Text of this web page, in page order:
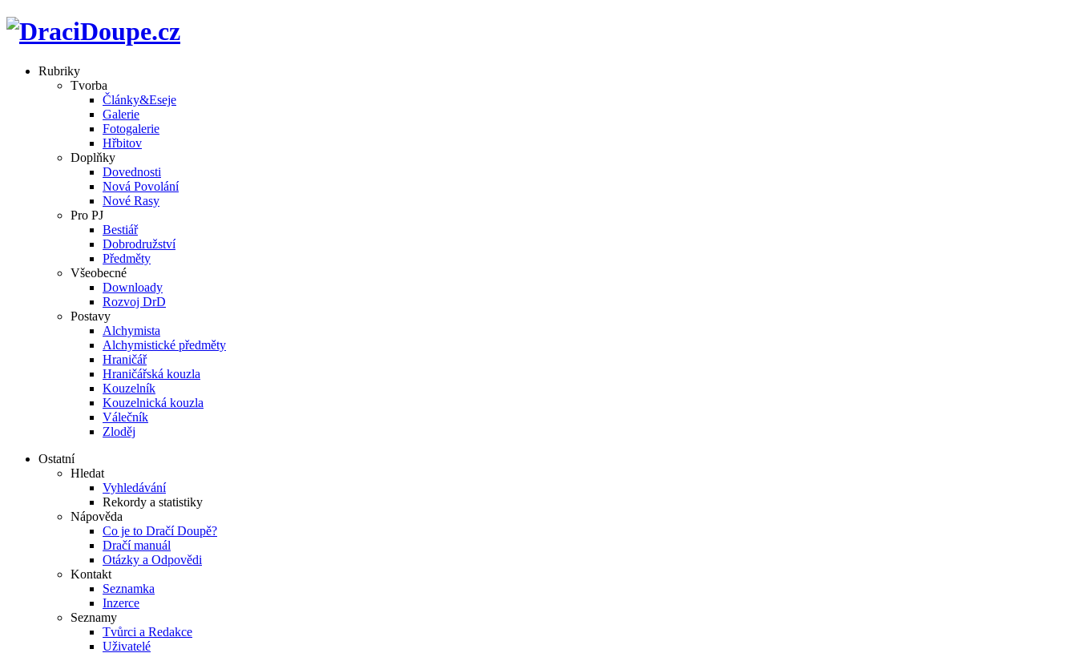
Rubriky
Tvorba
Články&Eseje
Galerie
Fotogalerie
Hřbitov
Doplňky
Dovednosti
Nová Povolání
Nové Rasy
Pro PJ
Bestiář
Dobrodružství
Předměty
Všeobecné
Downloady
Rozvoj DrD
Postavy
Alchymista
Alchymistické předměty
Hraničář
Hraničářská kouzla
Kouzelník
Kouzelnická kouzla
Válečník
Zloděj
Ostatní
Hledat
Vyhledávání
Rekordy a statistiky
Nápověda
Co je to Dračí Doupě?
Dračí manuál
Otázky a Odpovědi
Kontakt
Seznamka
Inzerce
Seznamy
Tvůrci a Redakce
Uživatelé